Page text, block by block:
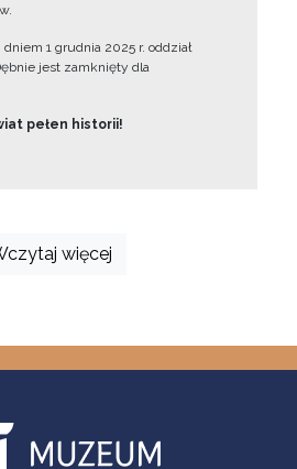
1 grudnia 2025 r. oddział
jest zamknięty dla
pełen historii!
więcej